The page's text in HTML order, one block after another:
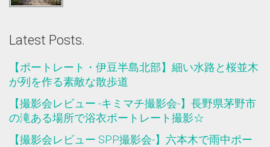
Latest Posts.
【ポートレート・伊豆半島北部】細い水路と桜並木
が列を作る素敵な散歩道
【撮影会レビュー -キミマチ撮影会-】長野県茅野市
の滝ある場所で浴衣ポートレート撮影☆
【撮影会レビュー SPP撮影会-】六本木で雨中ポー